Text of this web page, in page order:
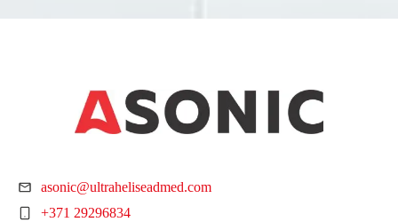
asonic@ultraheliseadmed.com
+371 29296834